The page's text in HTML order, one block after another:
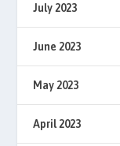
July 2023
June 2023
May 2023
April 2023